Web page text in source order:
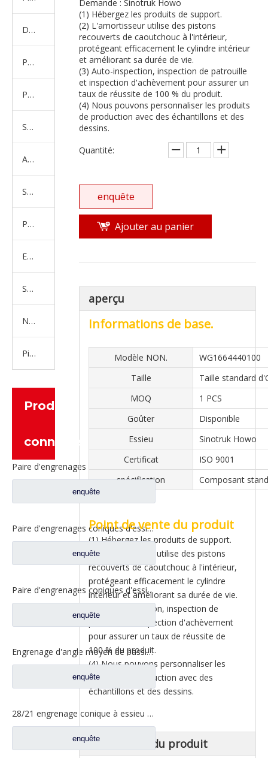
D'autres séries de camions
Produits d'essieux
Produits de support de châssis
Série de suspension équilibrée
Amortisseur Série
Système de direction
Produits en caoutchouc
Embrayage Série
Série de bras de réglage
Nouvelles pièces de camion d'énergie
Pièces de moteur
Produits
connexes
Paire d'engrenages coniques à essieu moyen 27/18 pour pièces de rechange de camion Ankai & BENZ Foton Auman HFF2502040/41CK1BZ
enquête
Paire d'engrenages coniques d'essieu arrière 21/28 pour pièces de rechange de camion Ankai & BENZ Foton Auman HFF2402038/39CK1BZ
enquête
Paire d'engrenages coniques d'essieu arrière 18/27 pour pièces de rechange de camion Ankai & BENZ Foton Auman HFF2402040/41CK1BZ
enquête
Engrenage d'angle moyen de bassin de pont pour les pièces de rechange 42104456 de camion de SAIC Hongyan
enquête
28/21 engrenage conique à essieu moyen pour essieu Ankai essieu Benz Foton Auman pièces de rechange de camion HFF2502038/39CK1BZ
enquête
Demande : Sinotruk Howo
(1) Hébergez les produits de support.
(2) L'amortisseur utilise des pistons
recouverts de caoutchouc à l'intérieur,
protégeant efficacement le cylindre intérieur
et améliorant sa durée de vie.
(3) Auto-inspection, inspection de patrouille
et inspection d'achèvement pour assurer un
taux de réussite de 100 % du produit.
(4) Nous pouvons personnaliser les produits
de production avec des échantillons et des
dessins.
Quantité:
enquête
Ajouter au panier
aperçu
Informations de base.
Modèle NON.
WG1664440100
Taille
Taille standard
MOQ
1 PCS
Goûter
Disponible
Essieu
Sinotruk Howo
Certificat
ISO 9001
spécification
Composant
Point de vente du produit
(1) Hébergez les produits de support.
(2) L'amortisseur utilise des pistons
recouverts de caoutchouc à l'intérieur,
protégeant efficacement le cylindre
intérieur et améliorant sa durée de vie.
(3) Auto-inspection, inspection de
patrouille et inspection d'achèvement
pour assurer un taux de réussite de
100 % du produit.
(4) Nous pouvons personnaliser les
produits de production avec des
échantillons et des dessins.
Description du produit